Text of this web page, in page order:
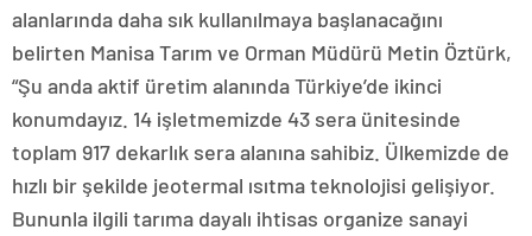
alanlarında daha sık kullanılmaya başlanacağını
belirten Manisa Tarım ve Orman Müdürü Metin Öztürk,
“Şu anda aktif üretim alanında Türkiye’de ikinci
konumdayız. 14 işletmemizde 43 sera ünitesinde
toplam 917 dekarlık sera alanına sahibiz. Ülkemizde de
hızlı bir şekilde jeotermal ısıtma teknolojisi gelişiyor.
Bununla ilgili tarıma dayalı ihtisas organize sanayi